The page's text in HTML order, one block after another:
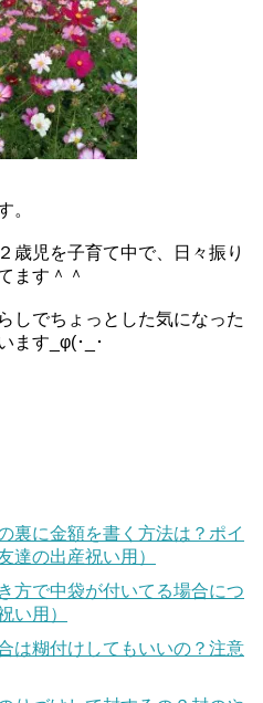
。
歳児を子育て中で、日々振り
ます＾＾
しでちょっとした気になった
ます_φ(･_･
裏に金額を書く方法は？ポイ
達の出産祝い用）
方で中袋が付いてる場合につ
い用）
は糊付けしてもいいの？注意